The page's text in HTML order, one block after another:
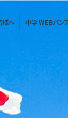
様へ 中学 WEBパン